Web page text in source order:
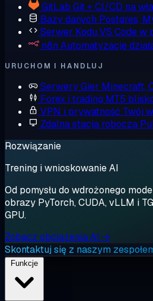
GitLab Git + CI/CD na
Bazy danych Postgres,
Serwer Kodu VS Code w
n8n Automatyzacje
URUCHOM I HANDLUJ
Serwery Gier Minecraft,
Forex i trading MT5
VPN i prywatność Twój
Zdalna stacja robocza
Rozwiązanie
Trening i wnioskowanie AI
Od pomysłu do wdrożonego
obrazy PyTorch, CUDA, vLLM i
GPU.
Zobacz obciążenia AI →
Skontaktuj się z naszym